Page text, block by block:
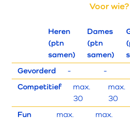
Voor wie?
Heren
(ptn
samen)
Dames
(ptn
samen)
Gevorderd
- -
Competitief
max.
30
max.
30
Fun
max.
max.